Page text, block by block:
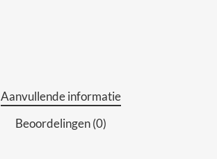
Aanvullende informatie
Beoordelingen (0)